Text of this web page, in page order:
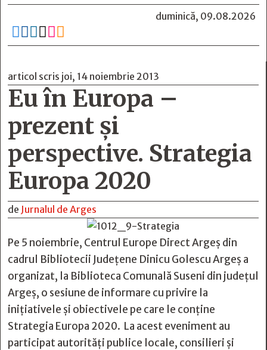
duminică, 09.08.2026
     
articol scris joi, 14 noiembrie 2013
Eu în Europa –
prezent şi
perspective. Strategia
Europa 2020
de Jurnalul de Arges
Pe 5 noiembrie, Centrul Europe Direct Argeș din
cadrul Bibliotecii Județene Dinicu Golescu Argeș a
organizat, la Biblioteca Comunală Suseni din județul
Argeș, o sesiune de informare cu privire la
inițiativele și obiectivele pe care le conține
Strategia Europa 2020. La acest eveniment au
participat autorități publice locale, consilieri și